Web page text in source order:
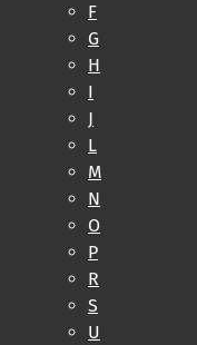
F
G
H
I
J
L
M
N
O
P
R
S
U